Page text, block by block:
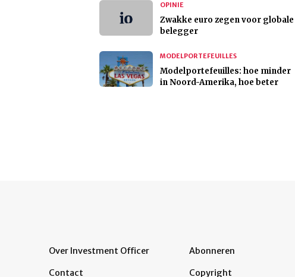
OPINIE
Zwakke euro zegen voor globale
belegger
MODELPORTEFEUILLES
Modelportefeuilles: hoe minder
in Noord-Amerika, hoe beter
Over Investment Officer
Contact
Abonneren
Copyright